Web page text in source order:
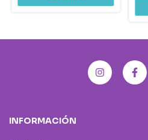
INFORMACIÓN